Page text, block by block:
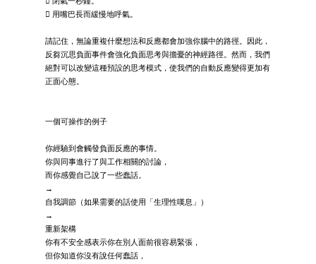
 用嘴巴長而緩慢地呼氣。
請記住，無論重複什麼想法和反應都會加強你腦中的路徑。因此，
反芻沉思負面事件會強化負面思考與擔憂的神經路徑。然而，我們
絕對可以改變這種預設的思考模式，使我們的自動反應變得更加有
正面心態。
一個可操作的例子
你經驗到會觸發負面反應的事情。
你與同事進行了與工作相關的討論，
而你感覺自己說了一些蠢話。
→
自我調節（如果需要的話使用「生理性嘆息」）
→
重新架構
你有不安全感表示你在別人面前很容易緊張，
但你知道你沒有說任何蠢話，